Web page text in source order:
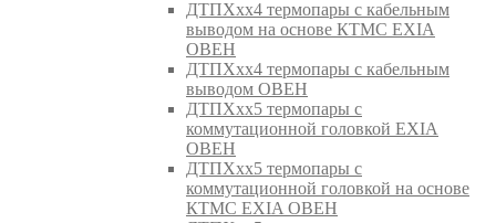
ДТПХхх4 термопары с кабельным
выводом на основе КТМС EXIA
ОВЕН
ДТПХхх4 термопары с кабельным
выводом ОВЕН
ДТПХхх5 термопары с
коммутационной головкой EXIA
ОВЕН
ДТПХхх5 термопары с
коммутационной головкой на основе
КТМС EXIA ОВЕН